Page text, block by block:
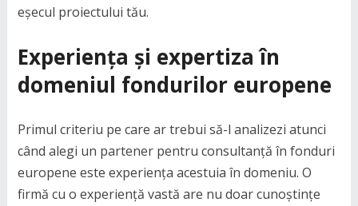
eșecul proiectului tău.
Experiența și expertiza în
domeniul fondurilor europene
Primul criteriu pe care ar trebui să-l analizezi atunci
când alegi un partener pentru consultanță în fonduri
europene este experiența acestuia în domeniu. O
firmă cu o experiență vastă are nu doar cunoștințe